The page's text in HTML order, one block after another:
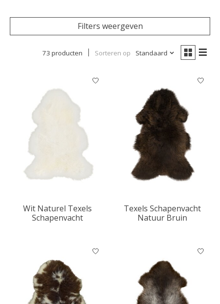
Filters weergeven
73 producten Sorteren op Standaard
Wit Naturel Texels
Schapenvacht
Texels Schapenvacht
Natuur Bruin